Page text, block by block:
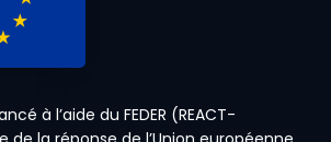
à l’aide du FEDER (REACT-